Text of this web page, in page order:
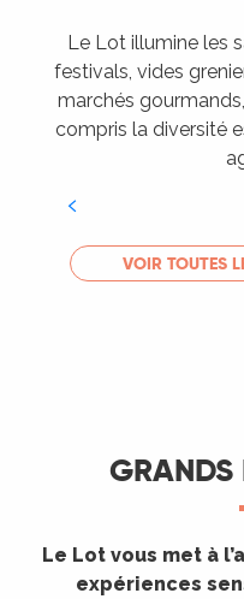
Le Lot illumine les
festivals, vides
marchés
compris la diversité
VOIR TOUTES
GRANDS
Le Lot vous met à
expériences